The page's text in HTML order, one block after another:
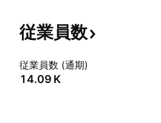
従業員数
従業員数 (通期)
‪14.09 K‬